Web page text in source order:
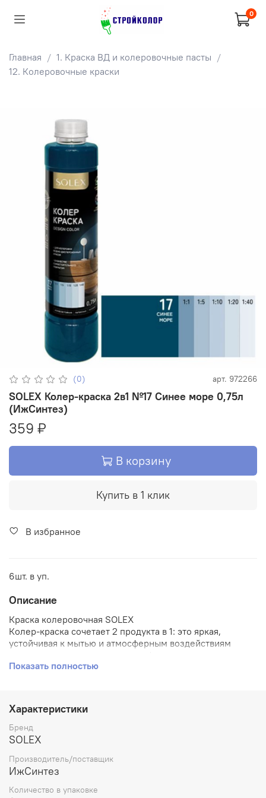
0
Главная
1. Краска ВД и колеровочные пасты
12. Колеровочные краски
(0) арт. 972266
SOLEX Колер-краска 2в1 №17 Синее море 0,75л
(ИжСинтез)
359 ₽
В корзину
Купить в 1 клик
В избранное
6шт. в уп.
Описание
Краска колеровочная SOLEX
Колер-краска сочетает 2 продукта в 1: это яркая,
устойчивая к мытью и атмосферным воздействиям
художественных изделий и одновременно колер для
цветов. Цвета можно смешивать между собой.
Применяется:
как самостоятельное покрытие:
в интерьере и на фасадах, в том числе для
создания акцентных стен в ванных комнатах и
помещениях с повышенной эксплуатационной
Показать полностью
Характеристики
Бренд
SOLEX
Производитель/поставщик
ИжСинтез
Количество в упаковке